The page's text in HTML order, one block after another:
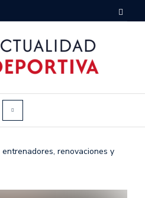
entrenadores, renovaciones y